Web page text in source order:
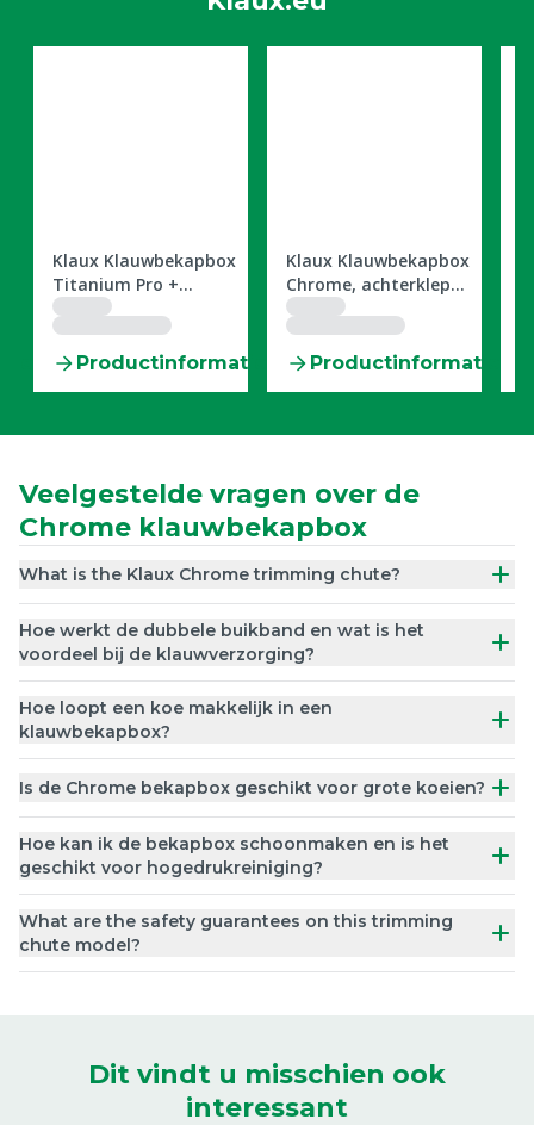
Klaux Klauwbekapbox
Titanium Pro +
Droogzetluik
Productinformatie
Klaux Klauwbekapbox
Chrome, achterklep
positie standaard
Productinformatie
Veelgestelde vragen over de
Chrome klauwbekapbox
What is the Klaux Chrome trimming chute?
Hoe werkt de dubbele buikband en wat is het
voordeel bij de klauwverzorging?
Hoe loopt een koe makkelijk in een
klauwbekapbox?
Is de Chrome bekapbox geschikt voor grote koeien?
Hoe kan ik de bekapbox schoonmaken en is het
geschikt voor hogedrukreiniging?
What are the safety guarantees on this trimming
chute model?
Dit vindt u misschien ook
interessant